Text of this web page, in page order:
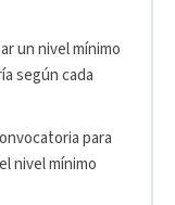
un nivel mínimo
según cada
para
nivel mínimo